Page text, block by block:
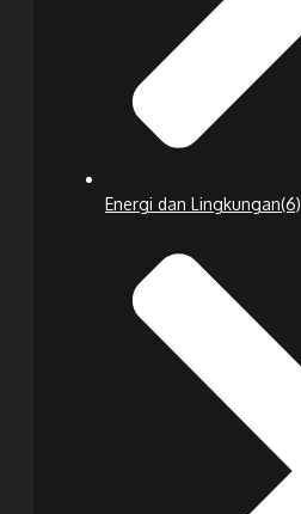
Energi dan Lingkungan(6)